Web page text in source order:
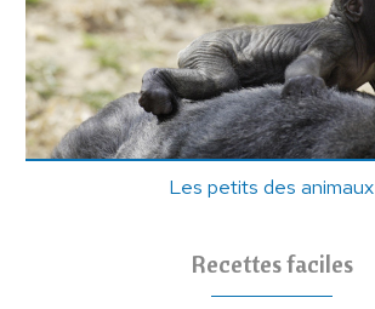
Les petits des animaux
Recettes faciles